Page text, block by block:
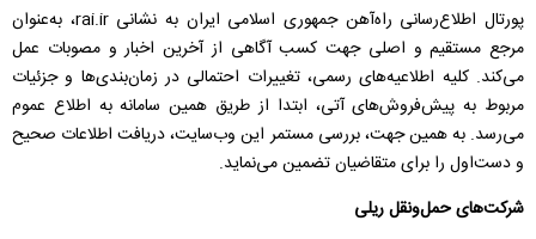
پورتال اطلاع‌رسانی راه‌آهن جمهوری اسلامی ایران به نشانی rai.ir، به‌عنوان
مرجع مستقیم و اصلی جهت کسب آگاهی از آخرین اخبار و مصوبات عمل
می‌کند. کلیه اطلاعیه‌های رسمی، تغییرات احتمالی در زمان‌بندی‌ها و جزئیات
مربوط به پیش‌فروش‌های آتی، ابتدا از طریق همین سامانه به اطلاع عموم
می‌رسد. به همین جهت، بررسی مستمر این وب‌سایت، دریافت اطلاعات صحیح
و دست‌اول را برای متقاضیان تضمین می‌نماید.
شرکت‌های حمل‌ونقل ریلی